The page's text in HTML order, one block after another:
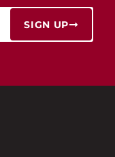
SIGN UP